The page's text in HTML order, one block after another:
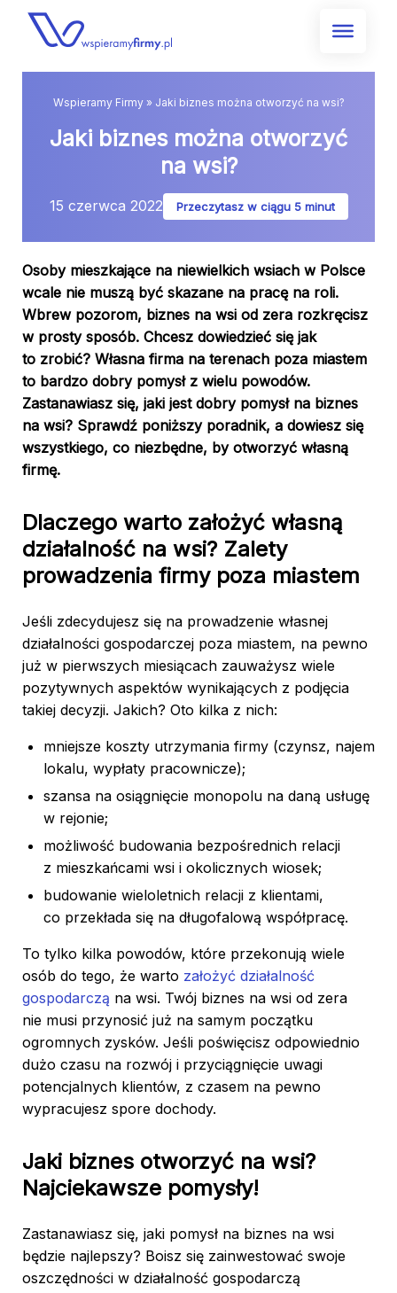
Skip
Wspieramy Firmy» Jaki biznes można otworzyć na wsi?
Jaki biznes można otworzyć
na wsi?
15 czerwca 2022 Przeczytasz w ciągu 5 minut
Osoby mieszkające na niewielkich wsiach w Polsce
wcale nie muszą być skazane na pracę na roli.
Wbrew pozorom, biznes na wsi od zera rozkręcisz
w prosty sposób. Chcesz dowiedzieć się jak
to zrobić? Własna firma na terenach poza miastem
to bardzo dobry pomysł z wielu powodów.
Zastanawiasz się, jaki jest dobry pomysł na biznes
na wsi? Sprawdź poniższy poradnik, a dowiesz się
wszystkiego, co niezbędne, by otworzyć własną
firmę.
Dlaczego warto założyć własną
działalność na wsi? Zalety
prowadzenia firmy poza miastem
Jeśli zdecydujesz się na prowadzenie własnej
działalności gospodarczej poza miastem, na pewno
już w pierwszych miesiącach zauważysz wiele
pozytywnych aspektów wynikających z podjęcia
takiej decyzji. Jakich? Oto kilka z nich:
mniejsze koszty utrzymania firmy (czynsz, najem
lokalu, wypłaty pracownicze);
szansa na osiągnięcie monopolu na daną usługę
w rejonie;
możliwość budowania bezpośrednich relacji
z mieszkańcami wsi i okolicznych wiosek;
budowanie wieloletnich relacji z klientami,
co przekłada się na długofalową współpracę.
To tylko kilka powodów, które przekonują wiele
osób do tego, że warto założyć działalność
gospodarczą na wsi. Twój biznes na wsi od zera
nie musi przynosić już na samym początku
ogromnych zysków. Jeśli poświęcisz odpowiednio
dużo czasu na rozwój i przyciągnięcie uwagi
potencjalnych klientów, z czasem na pewno
wypracujesz spore dochody.
Jaki biznes otworzyć na wsi?
Najciekawsze pomysły!
Zastanawiasz się, jaki pomysł na biznes na wsi
będzie najlepszy? Boisz się zainwestować swoje
oszczędności w działalność gospodarczą